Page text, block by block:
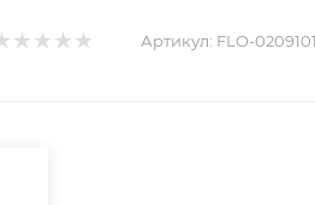
Артикул: FLO-